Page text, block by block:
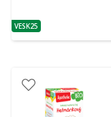
patarimas
VESK25